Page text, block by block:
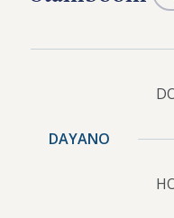
DAYANO